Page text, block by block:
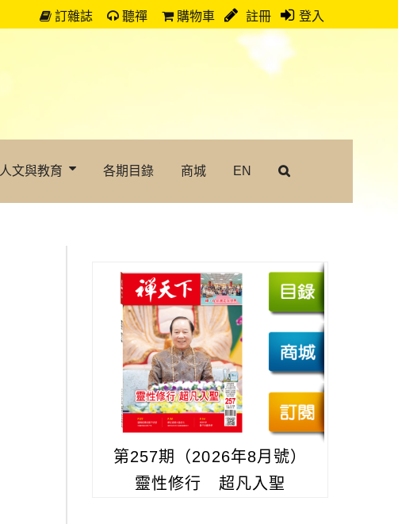
訂雜誌 聽禪 購物車 註冊 登入
人文與教育 各期目錄 商城 EN
第257期（2026年8月號）
靈性修行 超凡入聖